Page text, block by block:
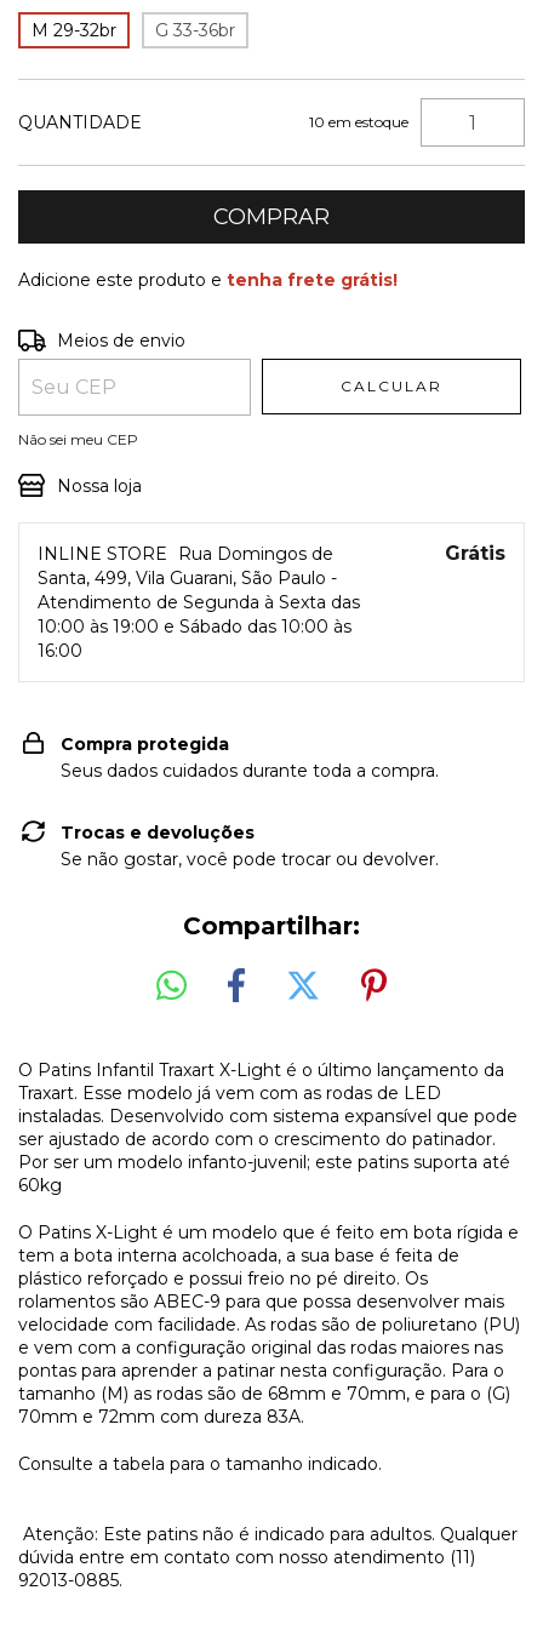
M 29-32br
G 33-36br
QUANTIDADE 10 em estoque
Adicione este produto e tenha frete grátis!
Entregas para o CEP:
Meios de envio
CALCULAR
Não sei meu CEP
Nossa loja
INLINE STORE
Rua Domingos de
Santa, 499, Vila Guarani, São Paulo -
Atendimento de Segunda à Sexta das
10:00 às 19:00 e Sábado das 10:00 às
16:00
Grátis
Compra protegida
Seus dados cuidados durante toda a compra.
Trocas e devoluções
Se não gostar, você pode trocar ou devolver.
Compartilhar:
O Patins Infantil Traxart X-Light é o último lançamento da
Traxart. Esse modelo já vem com as rodas de LED
instaladas. Desenvolvido com sistema expansível que pode
ser ajustado de acordo com o crescimento do patinador.
Por ser um modelo infanto-juvenil; este patins suporta até
60kg
O Patins X-Light é um modelo que é feito em bota rígida e
tem a bota interna acolchoada, a sua base é feita de
plástico reforçado e possui freio no pé direito. Os
rolamentos são ABEC-9 para que possa desenvolver mais
velocidade com facilidade. As rodas são de poliuretano (PU)
e vem com a configuração original das rodas maiores nas
pontas para aprender a patinar nesta configuração. Para o
tamanho (M) as rodas são de 68mm e 70mm, e para o (G)
70mm e 72mm com dureza 83A.
Consulte a tabela para o tamanho indicado.
Atenção: Este patins não é indicado para adultos. Qualquer
dúvida entre em contato com nosso atendimento (11)
92013-0885.